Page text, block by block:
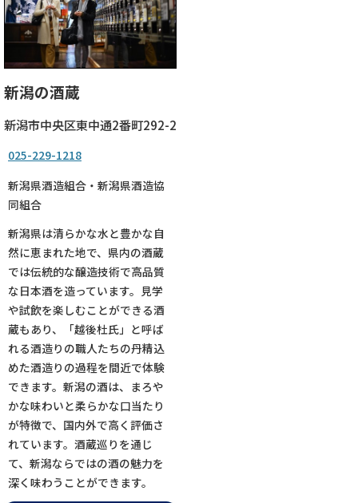
新潟の酒蔵
新潟市中央区東中通2番町292-2
025-229-1218
新潟県酒造組合・新潟県酒造協
同組合
新潟県は清らかな水と豊かな自
然に恵まれた地で、県内の酒蔵
では伝統的な醸造技術で高品質
な日本酒を造っています。見学
や試飲を楽しむことができる酒
蔵もあり、「越後杜氏」と呼ば
れる酒造りの職人たちの丹精込
めた酒造りの過程を間近で体験
できます。新潟の酒は、まろや
かな味わいと柔らかな口当たり
が特徴で、国内外で高く評価さ
れています。酒蔵巡りを通じ
て、新潟ならではの酒の魅力を
深く味わうことができます。